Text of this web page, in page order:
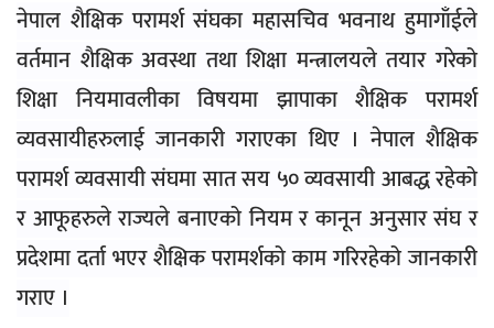
नेपाल शैक्षिक परामर्श संघका महासचिव भवनाथ हुमागाँईले
वर्तमान शैक्षिक अवस्था तथा शिक्षा मन्त्रालयले तयार गरेको
शिक्षा नियमावलीका विषयमा झापाका शैक्षिक परामर्श
व्यवसायीहरुलाई जानकारी गराएका थिए । नेपाल शैक्षिक
परामर्श व्यवसायी संघमा सात सय ५० व्यवसायी आबद्ध रहेको
र आफूहरुले राज्यले बनाएको नियम र कानून अनुसार संघ र
प्रदेशमा दर्ता भएर शैक्षिक परामर्शको काम गरिरहेको जानकारी
गराए ।